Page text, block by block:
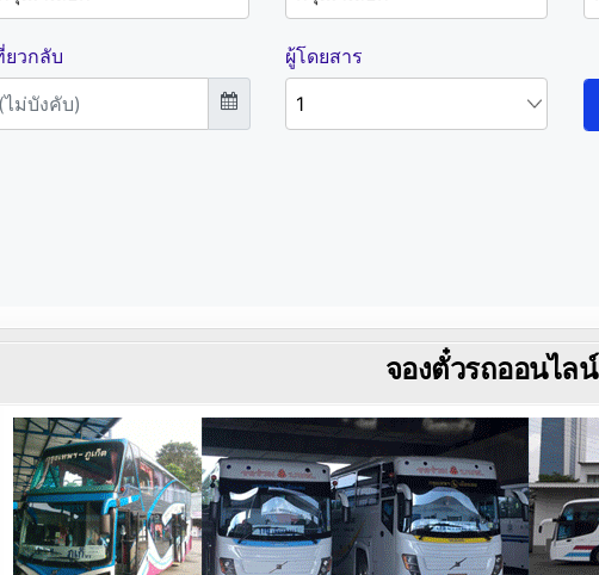
จองตั๋วรถออนไลน์